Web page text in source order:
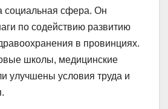
социальная сфера. Он
по содействию развитию
в провинциях.
школы, медицинские
улучшены условия труда и